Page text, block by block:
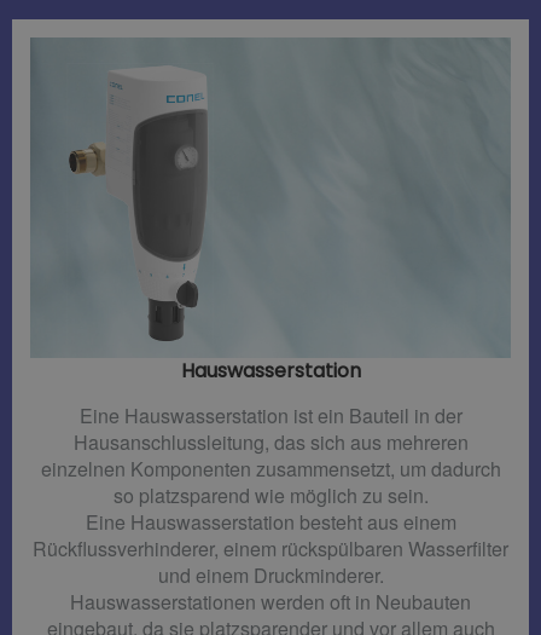
Hauswasserstation
Eine Hauswasserstation ist ein Bauteil in der
Hausanschlussleitung, das sich aus mehreren
einzelnen Komponenten zusammensetzt, um dadurch
so platzsparend wie möglich zu sein.
Eine Hauswasserstation besteht aus einem
Rückflussverhinderer, einem rückspülbaren Wasserfilter
und einem Druckminderer.
Hauswasserstationen werden oft in Neubauten
eingebaut, da sie platzsparender und vor allem auch